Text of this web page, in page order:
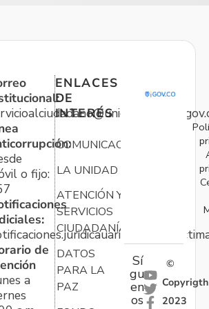
o fijo:
de
a
ENLACES
DE
INTERÉS
COMUNICACIONES
LA UNIDAD
ATENCIÓN Y
SERVICIOS
CIUDADANÍA
DATOS
PARA LA
PAZ
Sí
gu
en
os
©
Copyrigth
2023